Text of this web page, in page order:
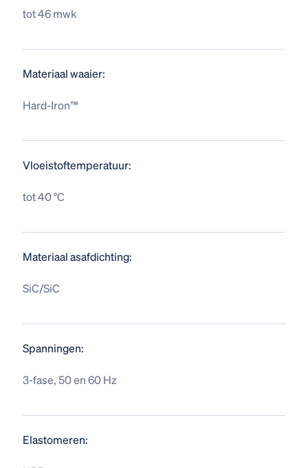
tot 46 mwk
Materiaal waaier:
Hard-Iron™
Vloeistoftemperatuur:
tot 40 °C
Materiaal asafdichting:
SiC/SiC
Spanningen:
3-fase, 50 en 60 Hz
Elastomeren: